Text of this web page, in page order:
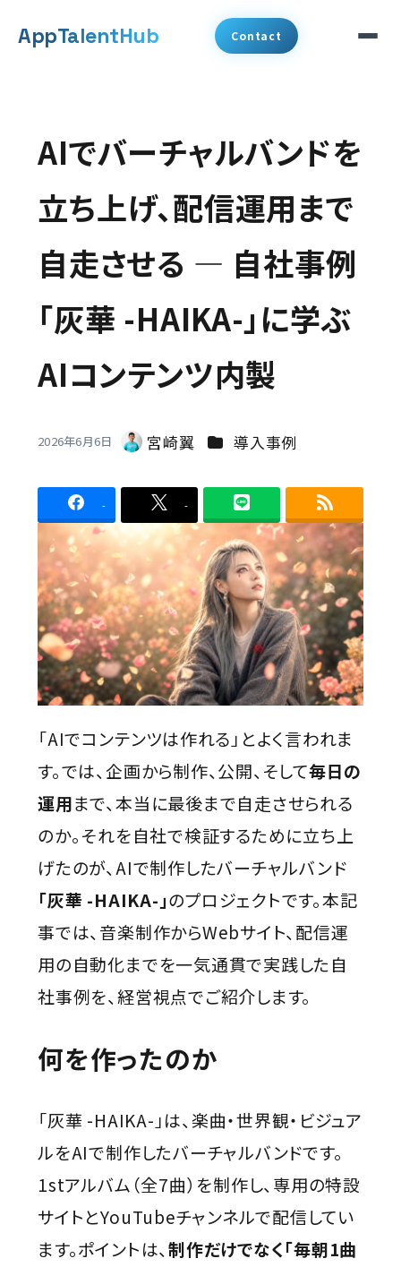
メ
AppTalentHub Contact
代表挨拶
事例
コラム
お知らせ
会社概要
AIでバーチャルバンドを
立ち上げ、配信運用まで
自走させる ― 自社事例
「灰華 -HAIKA-」に学ぶ
AIコンテンツ内製
2026年6月6日
著
者
宮崎翼 カテゴリー
導入事例
- -
「AIでコンテンツは作れる」とよく言われま
す。では、企画から制作、公開、そして毎日の
運用まで、本当に最後まで自走させられる
のか――。それを自社で検証するために立ち上
げたのが、AIで制作したバーチャルバンド
「灰華 -HAIKA-」のプロジェクトです。本記
事では、音楽制作からWebサイト、配信運
用の自動化までを一気通貫で実践した自
社事例を、経営視点でご紹介します。
何を作ったのか
「灰華 -HAIKA-」は、楽曲・世界観・ビジュア
ルをAIで制作したバーチャルバンドです。
1stアルバム（全7曲）を制作し、専用の特設
サイトとYouTubeチャンネルで配信してい
ます。ポイントは、制作だけでなく「毎朝1曲